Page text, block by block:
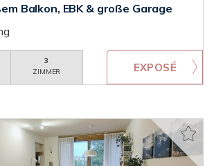
Balkon, EBK & große Garage
3
ZIMMER